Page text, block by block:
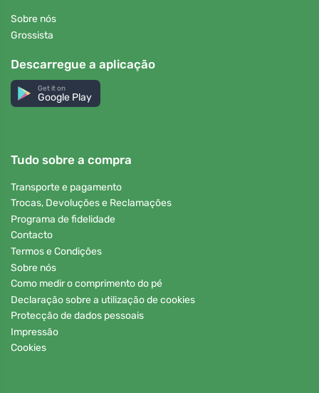
Sobre nós
Grossista
Descarregue a aplicação
Get it on
Google Play
Tudo sobre a compra
Transporte e pagamento
Trocas, Devoluções e Reclamações
Programa de fidelidade
Contacto
Termos e Condições
Sobre nós
Como medir o comprimento do pé
Declaração sobre a utilização de cookies
Protecção de dados pessoais
Impressão
Cookies